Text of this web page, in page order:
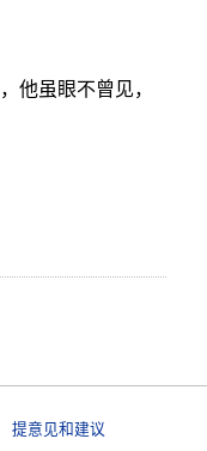
他虽眼不曾见，
意见和建议